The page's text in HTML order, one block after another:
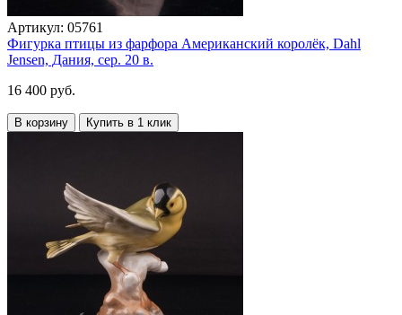
Артикул: 05761
Фигурка птицы из фарфора Американский королёк, Dahl
Jensen, Дания, сер. 20 в.
16 400 руб.
В корзину Купить в 1 клик